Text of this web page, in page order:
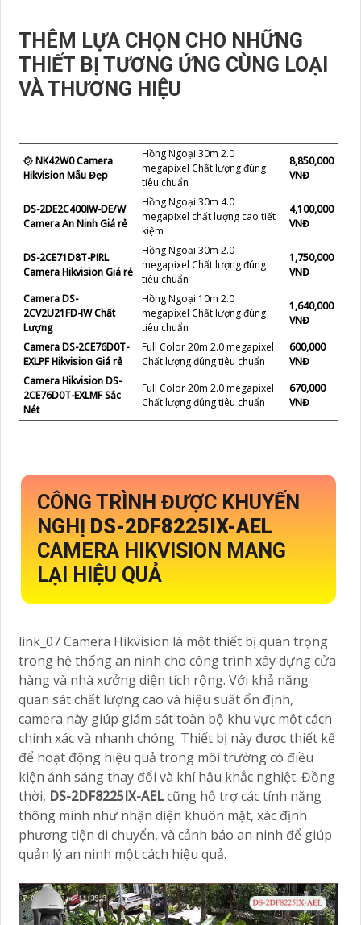
THÊM LỰA CHỌN CHO NHỮNG
THIẾT BỊ TƯƠNG ỨNG CÙNG LOẠI
VÀ THƯƠNG HIỆU
۞ NK42W0 Camera
Hikvision Mẫu Đẹp
Hồng Ngoại 30m 2.0
megapixel Chất lượng đúng
tiêu chuẩn
8,850,000
VNĐ
DS-2DE2C400IW-DE/W
Camera An Ninh Giá rẻ
Hồng Ngoại 30m 4.0
megapixel chất lượng cao tiết
kiệm
4,100,000
VNĐ
DS-2CE71D8T-PIRL
Camera Hikvision Giá rẻ
Hồng Ngoại 30m 2.0
megapixel Chất lượng đúng
tiêu chuẩn
1,750,000
VNĐ
Camera DS-
2CV2U21FD-IW Chất
Lượng
Hồng Ngoại 10m 2.0
megapixel Chất lượng đúng
tiêu chuẩn
1,640,000
VNĐ
Camera DS-2CE76D0T-
EXLPF Hikvision Giá rẻ
Full Color 20m 2.0 megapixel
Chất lượng đúng tiêu chuẩn
600,000
VNĐ
Camera Hikvision DS-
2CE76D0T-EXLMF Sắc
Nét
Full Color 20m 2.0 megapixel
Chất lượng đúng tiêu chuẩn
670,000
VNĐ
CÔNG TRÌNH ĐƯỢC KHUYẾN
NGHỊ DS-2DF8225IX-AEL
CAMERA HIKVISION MANG
LẠI HIỆU QUẢ
link_07 Camera Hikvision là một thiết bị quan trọng
trong hệ thống an ninh cho công trình xây dựng cửa
hàng và nhà xưởng diện tích rộng. Với khả năng
quan sát chất lượng cao và hiệu suất ổn định,
camera này giúp giám sát toàn bộ khu vực một cách
chính xác và nhanh chóng. Thiết bị này được thiết kế
để hoạt động hiệu quả trong môi trường có điều
kiện ánh sáng thay đổi và khí hậu khắc nghiệt. Đồng
thời, DS-2DF8225IX-AELcũng hỗ trợ các tính năng
thông minh như nhận diện khuôn mặt, xác định
phương tiện di chuyển, và cảnh báo an ninh để giúp
quản lý an ninh một cách hiệu quả.